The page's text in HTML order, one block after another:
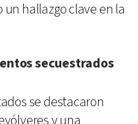
hallazgo clave en la
secuestrados
se destacaron
y una